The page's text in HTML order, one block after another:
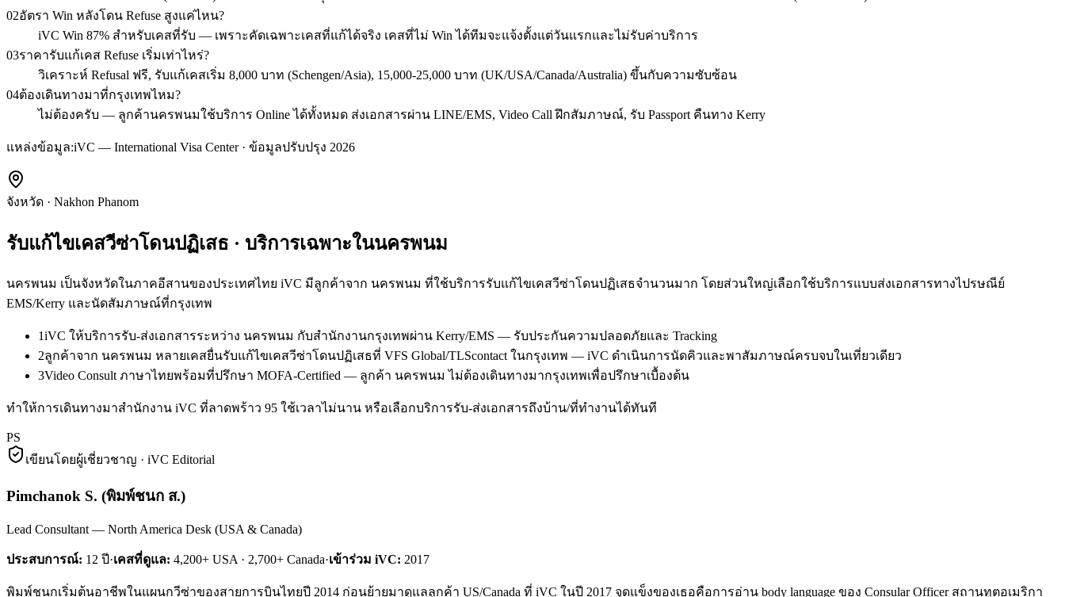
02อัตรา Win หลังโดน Refuse สูงแค่ไหน?
iVC Win 87% สำหรับเคสที่รับ — เพราะคัดเฉพาะเคสที่แก้ได้จริง เคสที่ไม่ Win ได้ทีมจะแจ้งตั้งแต่วันแรกและไม่รับค่าบริการ
03ราคารับแก้เคส Refuse เริ่มเท่าไหร่?
วิเคราะห์ Refusal ฟรี, รับแก้เคสเริ่ม 8,000 บาท (Schengen/Asia), 15,000-25,000 บาท (UK/USA/Canada/Australia) ขึ้นกับความซับซ้อน
04ต้องเดินทางมาที่กรุงเทพไหม?
ไม่ต้องครับ — ลูกค้านครพนมใช้บริการ Online ได้ทั้งหมด ส่งเอกสารผ่าน LINE/EMS, Video Call ฝึกสัมภาษณ์, รับ Passport คืนทาง Kerry
แหล่งข้อมูล:iVC — International Visa Center · ข้อมูลปรับปรุง 2026
จังหวัด · Nakhon Phanom
รับแก้ไขเคสวีซ่าโดนปฏิเสธ · บริการเฉพาะในนครพนม
นครพนม เป็นจังหวัดในภาคอีสานของประเทศไทย iVC มีลูกค้าจาก นครพนม ที่ใช้บริการรับแก้ไขเคสวีซ่าโดนปฏิเสธจำนวนมาก โดยส่วนใหญ่เลือกใช้บริการแบบส่งเอกสารทางไปรษณีย์
EMS/Kerry และนัดสัมภาษณ์ที่กรุงเทพ
1iVC ให้บริการรับ-ส่งเอกสารระหว่าง นครพนม กับสำนักงานกรุงเทพผ่าน Kerry/EMS — รับประกันความปลอดภัยและ Tracking
2ลูกค้าจาก นครพนม หลายเคสยื่นรับแก้ไขเคสวีซ่าโดนปฏิเสธที่ VFS Global/TLScontact ในกรุงเทพ — iVC ดำเนินการนัดคิวและพาสัมภาษณ์ครบจบในเที่ยวเดียว
3Video Consult ภาษาไทยพร้อมที่ปรึกษา MOFA-Certified — ลูกค้า นครพนม ไม่ต้องเดินทางมากรุงเทพเพื่อปรึกษาเบื้องต้น
ทำให้การเดินทางมาสำนักงาน iVC ที่ลาดพร้าว 95 ใช้เวลาไม่นาน หรือเลือกบริการรับ-ส่งเอกสารถึงบ้าน/ที่ทำงานได้ทันที
PS
เขียนโดยผู้เชี่ยวชาญ · iVC Editorial
Pimchanok S. (พิมพ์ชนก ส.)
Lead Consultant — North America Desk (USA & Canada)
ประสบการณ์: 12 ปี·เคสที่ดูแล: 4,200+ USA · 2,700+ Canada·เข้าร่วม iVC: 2017
พิมพ์ชนกเริ่มต้นอาชีพในแผนกวีซ่าของสายการบินไทยปี 2014 ก่อนย้ายมาดูแลลูกค้า US/Canada ที่ iVC ในปี 2017 จุดแข็งของเธอคือการอ่าน body language ของ Consular Officer สถานทูตอเมริกา